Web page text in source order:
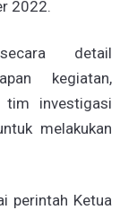
2022.
detail
kegiatan,
tim investigasi
melakukan
perintah Ketua